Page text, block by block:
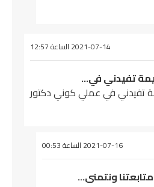
2021-07-14 الساعة 12:57
تفيدني في…
تفيدني في عملي كوني دكتور
2021-07-16 الساعة 00:53
ونتمنى…